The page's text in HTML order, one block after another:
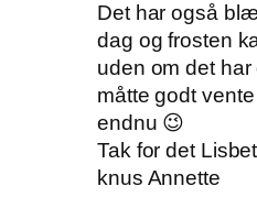
Det har også
dag og frosten
uden om det
måtte godt
endnu 😉
Tak for det
knus Annette